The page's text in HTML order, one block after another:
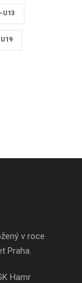
U13
U19
v roce
Praha.
Hamr